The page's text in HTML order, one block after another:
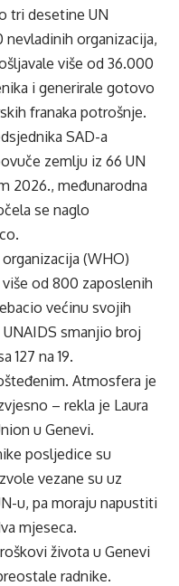
tri desetine UN
organizacija,
više od 36.000
i generirale gotovo
franaka potrošnje.
SAD-a
zemlju iz 66 UN
2026., međunarodna
se naglo
(WHO)
od 800 zaposlenih
većinu svojih
smanjio broj
127 na 19.
Atmosfera je
– rekla je Laura
u Genevi.
posljedice su
vezane su uz
u, pa moraju napustiti
mjeseca.
života u Genevi
radnike.